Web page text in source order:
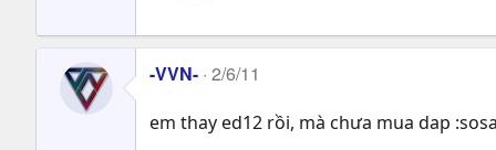
-VVN- 2/6/11
em thay ed12 rồi, mà chưa mua dap